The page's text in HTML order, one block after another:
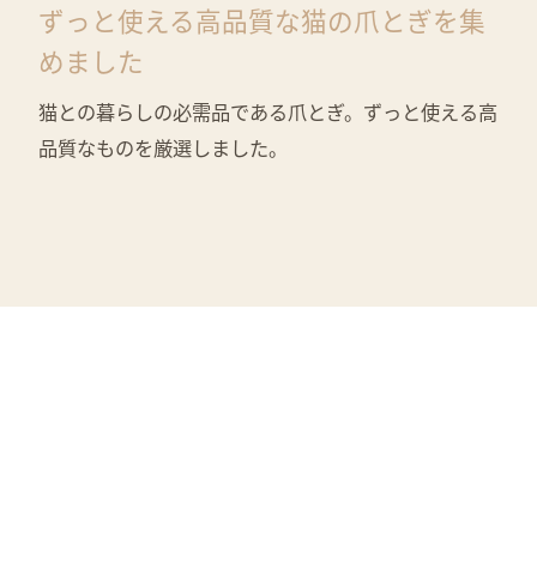
ずっと使える高品質な猫の爪とぎを集
めました
猫との暮らしの必需品である爪とぎ。ずっと使える高
品質なものを厳選しました。